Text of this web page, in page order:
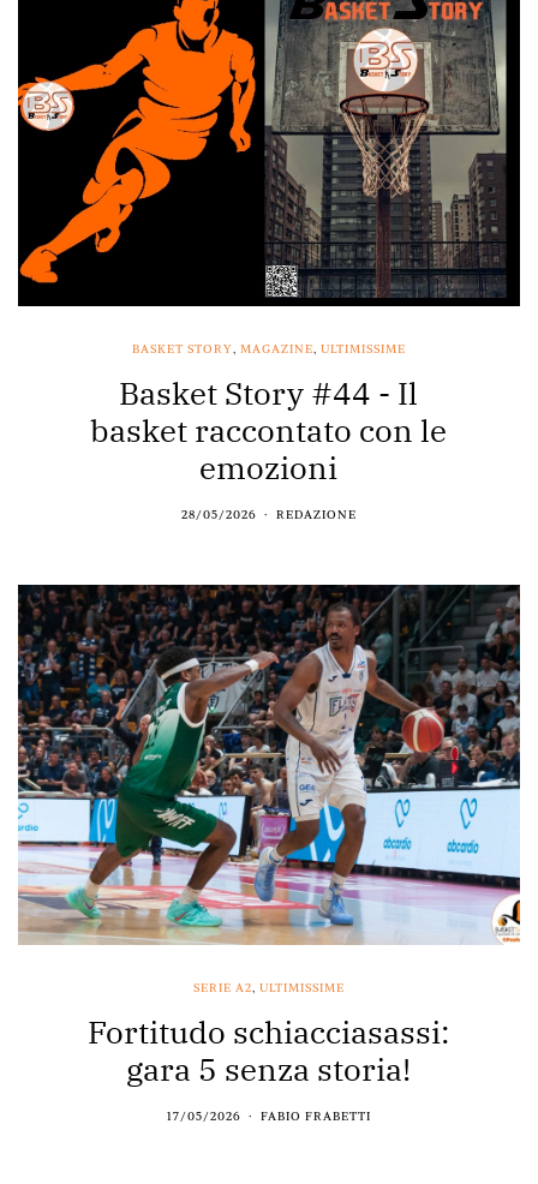
BASKET STORY, MAGAZINE, ULTIMISSIME
Basket Story #44 - Il
basket raccontato con le
emozioni
28/05/2026 REDAZIONE
SERIE A2, ULTIMISSIME
Fortitudo schiacciasassi:
gara 5 senza storia!
17/05/2026 FABIO FRABETTI